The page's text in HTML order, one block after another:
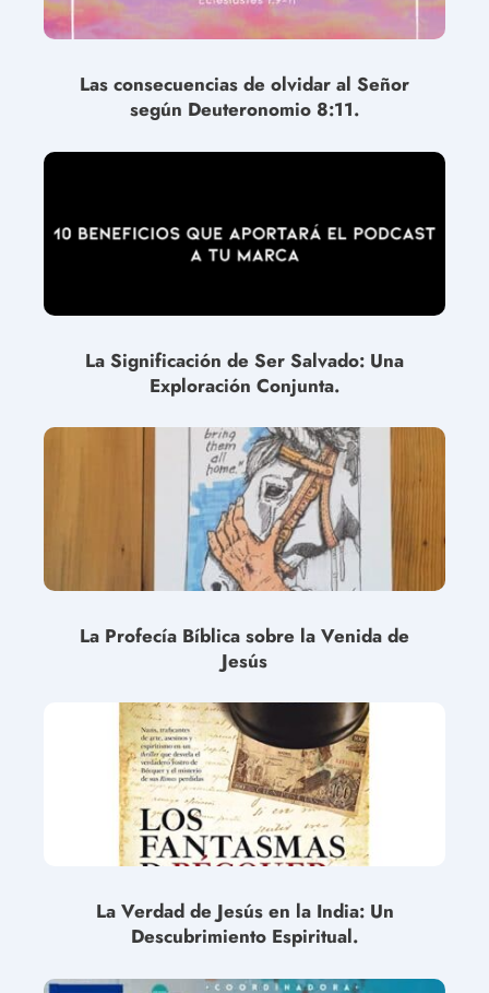
Las consecuencias de olvidar al Señor
según Deuteronomio 8:11.
La Significación de Ser Salvado: Una
Exploración Conjunta.
La Profecía Bíblica sobre la Venida de
Jesús
La Verdad de Jesús en la India: Un
Descubrimiento Espiritual.